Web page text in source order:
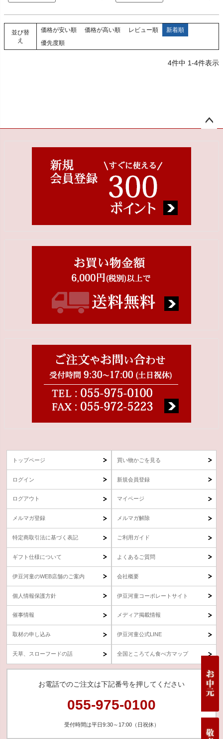
並び替
え
価格が安い順 価格が高い順 レビュー順
新着順
優先度順
4件中 1-4件表示
トップページ 買い物かごを見る
ログイン 新規会員登録
ログアウト マイページ
メルマガ登録 メルマガ解除
特定商取引法に基づく表記 ご利用ガイド
ギフト仕様について よくあるご質問
伊豆河童のWEB店舗のご案内 会社概要
個人情報保護方針 伊豆河童コーポレートサイト
催事情報 メディア掲載情報
取材の申し込み 伊豆河童公式LINE
天草、スローフードの話 全国ところてん食べ方マップ
お電話でのご注文は下記番号を押してください
055-975-0100
受付時間は平日9:30～17:00（日祝休）